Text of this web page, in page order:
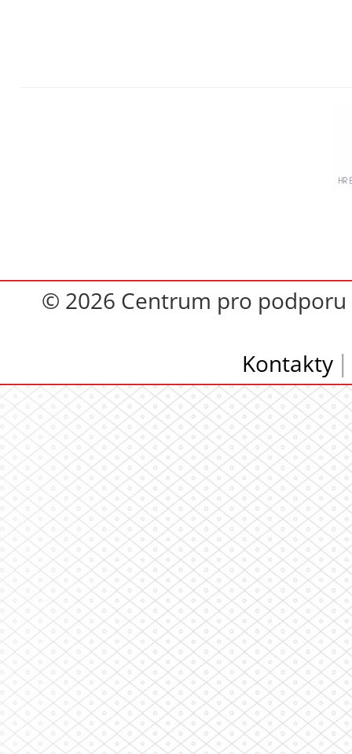
© 2026 Centrum pro podporu
Kontakty